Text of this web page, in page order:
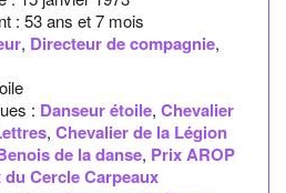
: 53 ans et 7 mois
, Directeur de compagnie,
: Danseur étoile, Chevalier
, Chevalier de la Légion
de la danse, Prix AROP
du Cercle Carpeaux